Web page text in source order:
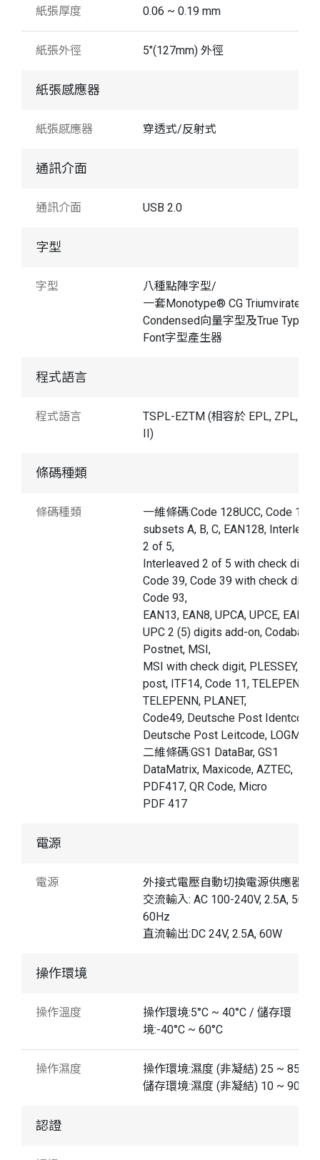
紙張厚度 0.06 ~ 0.19 mm
紙張外徑 5"(127mm) 外徑
紙張感應器
紙張感應器 穿透式/反射式
通訊介面
通訊介面 USB 2.0
字型
字型
八種點陣字型/
一套Monotype® CG Triumvirate
Condensed向量字型及True Type
Font字型產生器
程式語言
程式語言
TSPL-EZTM (相容於 EPL, ZPL,
II)
條碼種類
條碼種類
一維條碼:Code 128UCC, Code 128
subsets A, B, C, EAN128,
2 of 5,
Interleaved 2 of 5 with check digit,
Code 39, Code 39 with check digit,
Code 93,
EAN13, EAN8, UPCA, UPCE, EAN
UPC 2 (5) digits add-on, Codabar,
Postnet, MSI,
MSI with check digit, PLESSEY,
post, ITF14, Code 11, TELEPEN,
TELEPENN, PLANET,
Code49, Deutsche Post Identcode,
Deutsche Post Leitcode,
二維條碼:GS1 DataBar, GS1
DataMatrix, Maxicode, AZTEC,
PDF417, QR Code, Micro
PDF 417
電源
電源
外接式電壓自動切換電源供應器
交流輸入: AC 100-240V, 2.5A, 50-
60Hz
直流輸出:DC 24V, 2.5A, 60W
操作環境
操作溫度
操作環境:5°C ~ 40°C / 儲存環
境:-40°C ~ 60°C
操作濕度
操作環境:濕度 (非凝結) 25 ~ 85% /
儲存環境:濕度 (非凝結) 10 ~ 90%
認證